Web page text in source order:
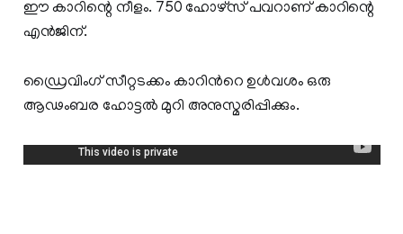
ഈ കാറിന്റെ നീളം. 750 ഹോഴ്സ് പവറാണ് കാറിന്റെ
എന്‍ജിന്.
ഡ്രൈവിംഗ് സീറ്റടക്കം കാറിന്‍റെ ഉള്‍വശം ഒരു
ആഢംബര ഹോട്ടല്‍ മുറി അനുസ്മരിപ്പിക്കും.